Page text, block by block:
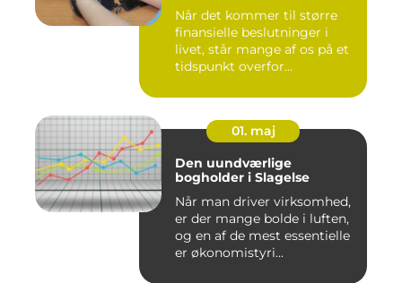
Når det kommer til større
finansielle beslutninger i
livet, står mange af os på et
tidspunkt overfor...
01. maj
Den uundværlige
bogholder i Slagelse
Når man driver virksomhed,
er der mange bolde i luften,
og en af de mest essentielle
er økonomistyri...